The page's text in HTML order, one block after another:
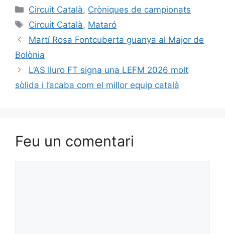
Circuit Català, Cròniques de campionats
Circuit Català, Mataró
Martí Rosa Fontcuberta guanya al Major de
Bolònia
L’AS Iluro FT signa una LEFM 2026 molt
sòlida i l’acaba com el millor equip català
Feu un comentari